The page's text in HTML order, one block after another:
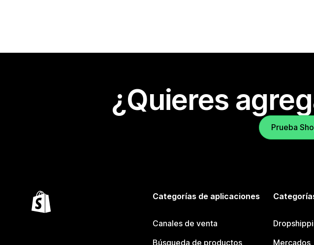
¿Quieres
Prueba
Categorías de aplicaciones
Canales de venta
Búsqueda de productos
Mercados